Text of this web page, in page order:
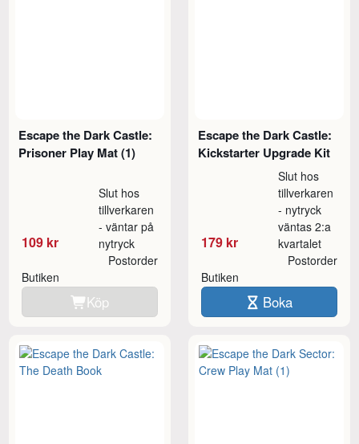
Escape the Dark Castle:
Prisoner Play Mat (1)
109 kr
Slut hos
tillverkaren
- väntar på
nytryck
Butiken
Postorder
Köp
Escape the Dark Castle:
Kickstarter Upgrade Kit
179 kr
Slut hos
tillverkaren
- nytryck
väntas 2:a
kvartalet
Butiken
Postorder
Boka